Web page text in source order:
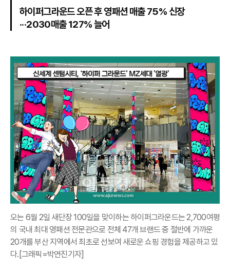
하이퍼그라운드 오픈 후 영패션 매출 75% 신장
···2030매출 127% 늘어
오는 6월 2일 새단장 100일을 맞이하는 하이퍼그라운드는 2,700여평
의 국내 최대 영패션 전문관으로 전체 47개 브랜드 중 절반에 가까운
20개를 부산 지역에서 최초로 선보여 새로운 쇼핑 경험을 제공하고 있
다.[그래픽=박연진기자]